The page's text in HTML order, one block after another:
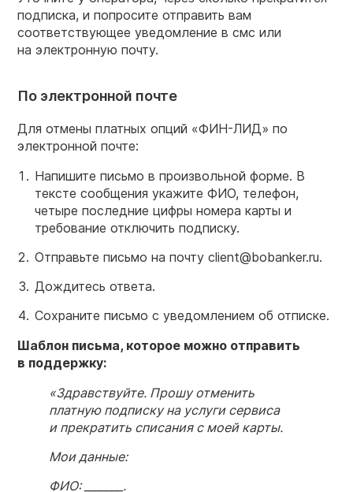
подписка, и попросите отправить вам
соответствующее уведомление в смс или
на электронную почту.
По электронной почте
Для отмены платных опций «ФИН-ЛИД» по
электронной почте:
Напишите письмо в произвольной форме. В
тексте сообщения укажите ФИО, телефон,
четыре последние цифры номера карты и
требование отключить подписку.
Отправьте письмо на почту client@bobanker.ru.
Дождитесь ответа.
Сохраните письмо с уведомлением об отписке.
Шаблон письма, которое можно отправить
в поддержку:
«Здравствуйте. Прошу отменить
платную подписку на услуги сервиса
и прекратить списания с моей карты.
Мои данные:
ФИО: _______.